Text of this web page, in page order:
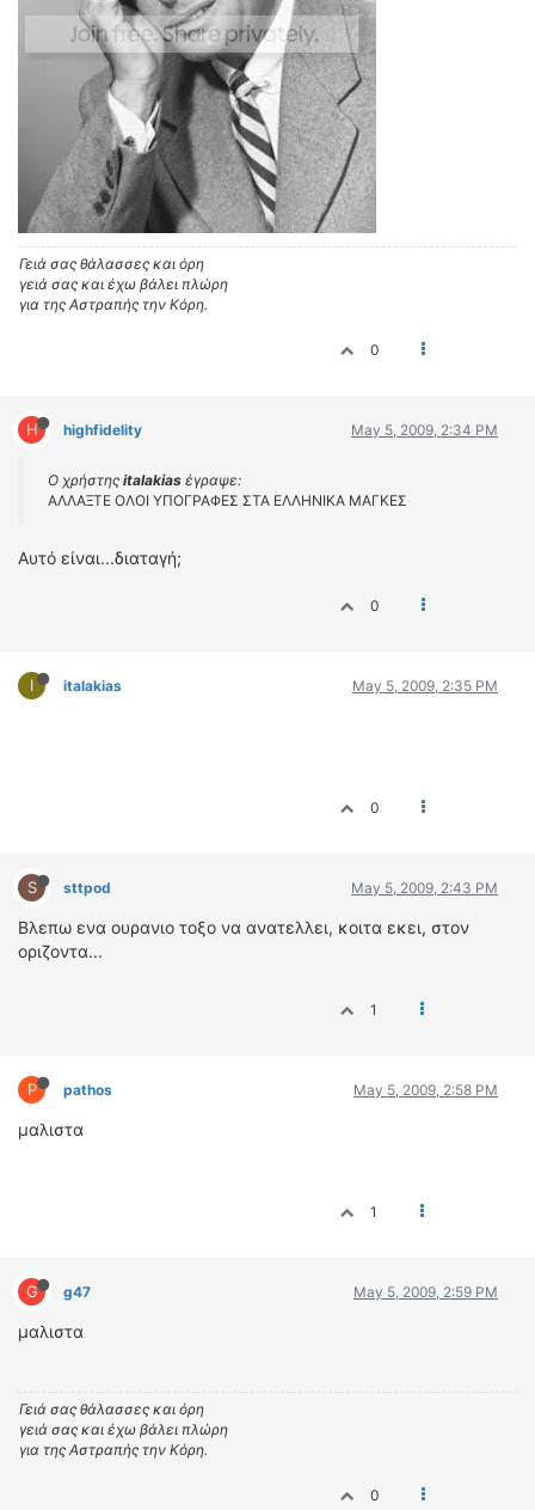
Γειά σας θάλασσες και όρη
γειά σας και έχω βάλει πλώρη
για της Αστραπής την Κόρη.
0
H highfidelity May 5, 2009, 2:34 PM
Ο χρήστης italakias έγραψε:
ΑΛΛΑΞΤΕ ΟΛΟΙ ΥΠΟΓΡΑΦΕΣ ΣΤΑ ΕΛΛΗΝΙΚΑ ΜΑΓΚΕΣ
Αυτό είναι...διαταγή;
0
I italakias May 5, 2009, 2:35 PM
0
S sttpod May 5, 2009, 2:43 PM
Βλεπω ενα ουρανιο τοξο να ανατελλει, κοιτα εκει, στον
οριζοντα...
1
P pathos May 5, 2009, 2:58 PM
μαλιστα
1
G g47 May 5, 2009, 2:59 PM
μαλιστα
Γειά σας θάλασσες και όρη
γειά σας και έχω βάλει πλώρη
για της Αστραπής την Κόρη.
0